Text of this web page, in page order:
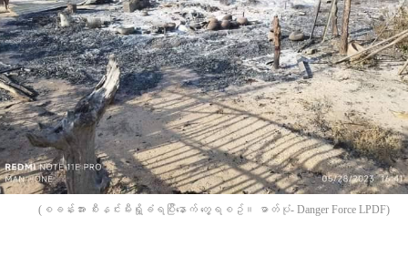
(စခန်းအား စီးနင်းမီးရှို့ခံရပြီးနောက် တွေ့ရစဥ်။ ဓာတ်ပုံ- Danger Force LPDF)